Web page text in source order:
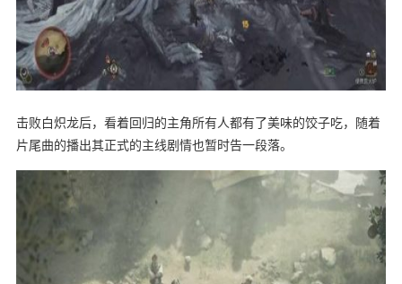
击败白炽龙后，看着回归的主角所有人都有了美味的饺子吃，随着
片尾曲的播出其正式的主线剧情也暂时告一段落。